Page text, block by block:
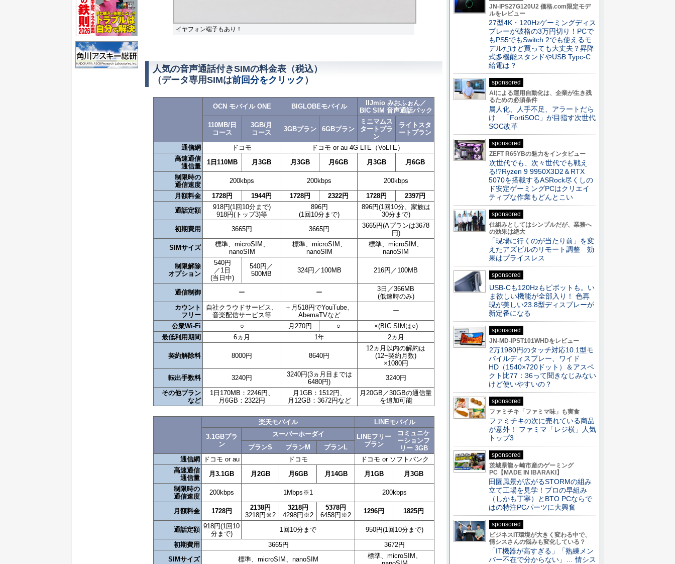
イヤフォン端子もあり！
人気の音声通話付きSIMの料金表（税込）
（データ専用SIMは前回分をクリック ）
OCN モバイル ONE BIGLOBEモバイル
IIJmio みおふぉん／
BIC SIM 音声通話パック
110MB/日
コース
3GB/月
コース
3GBプラン 6GBプラン
ミニマムス
タートプラ
ン
ライトスタ
ートプラン
通信網
ドコモ
ドコモ or au 4G LTE（VoLTE）
高速通信
通信量
1日110MB 月3GB 月3GB 月6GB 月3GB
月6GB
制限時の
通信速度
200kbps 200kbps
200kbps
月額料金
1728円 1944円 1728円 2322円 1728円
2397円
通話定額
918円(1回10分まで)
918円(トップ3)等
896円
(1回10分まで)
896円(1回10分、家族は
30分まで)
初期費用
3665円 3665円
3665円(Aプランは3678
円)
SIMサイズ
標準、microSIM、
nanoSIM
標準、microSIM、
nanoSIM
標準、microSIM、
nanoSIM
制限解除
オプション
540円
／1日
(当日中)
540円／
500MB
324円／100MB 216円／100MB
通信制御 ー ー
3日／366MB
(低速時のみ)
カウント
フリー
自社クラウドサービス、
音楽配信サービス等
＋月518円でYouTube、
AbemaTVなど
ー
公衆Wi-Fi
○ 月270円 ○
×(BIC SIMは○)
最低利用期間
6ヵ月 1年 2ヵ月
契約解除料 8000円 8640円
12ヵ月以内の解約は
(12−契約月数)
×1080円
転出手数料
3240円
3240円(3ヵ月目までは
6480円)
3240円
その他プラン
など
1日170MB：2246円、
月6GB：2322円
月1GB：1512円、
月12GB：3672円など
月20GB／30GBの通信量
を追加可能
楽天モバイル
LINEモバイル
3.1GBプラ
ン
スーパーホーダイ
LINEフリー
プラン
コミュニケ
ーションフ
リー 3GB
プランS プランM
プランL
通信網
ドコモ or au ドコモ
ドコモ or ソフトバンク
高速通信
通信量
月3.1GB 月2GB 月6GB 月14GB 月1GB
月3GB
制限時の
通信速度
200kbps 1Mbps※1 200kbps
月額料金 1728円
2138円
3218円※2
3218円
4298円※2
5378円
6458円※2
1296円 1825円
通話定額 918円(1回10
分まで)
1回10分まで
950円(1回10分まで)
初期費用
3665円
3672円
SIMサイズ
標準、microSIM、nanoSIM
標準、microSIM、
JN-IPS27G120U2 価格.com限定モデ
ルをレビュー
27型4K・120Hzゲーミングディス
プレーが破格の3万円切り！PCで
もPS5でもSwitch 2でも使えるモ
デルだけど買っても大丈夫？昇降
式多機能スタンドやUSB Typc-C
給電は？
sponsored
AIによる運用自動化は、企業が生き残
るための必須条件
属人化、人手不足、アラートだら
け 「FortiSOC」が目指す次世代
SOC改革
sponsored
ZEFT R65YBの魅力をインタビュー
次世代でも、次々世代でも戦え
る!?Ryzen 9 9950X3D2＆RTX
5070を搭載するASRock尽くしの
ド安定ゲーミングPCはクリエイ
ティブな作業もどんとこい
sponsored
仕組みとしてはシンプルだが、業務へ
の効果は絶大
「現場に行くのが当たり前」を変
えたアズビルのリモート調整 効
果はプライスレス
sponsored
USB-Cも120Hzもピボットも。い
ま欲しい機能が全部入り！ 色再
現が美しい23.8型ディスプレーが
新定番になる
sponsored
JN-MD-IPST101WHDをレビュー
2万1980円のタッチ対応10.1型モ
バイルディスプレー、ワイド
HD（1540×720ドット）＆アスペ
クト比77：36って聞きなじみない
けど使いやすいの？
sponsored
ファミチキ「ファミマ味」も実食
ファミチキの次に売れている商品
が意外！ ファミマ「レジ横」人気
トップ3
sponsored
茨城県龍ヶ崎市産のゲーミング
PC【MADE IN IBARAKI】
田園風景が広がるSTORMの組み
立て工場を見学！プロの早組み
（しかも丁寧）とBTO PCならで
はの特注PCパーツに大興奮
sponsored
ビジネスIT環境が大きく変わる中で、
情シスさんの悩みも変化している？
「IT機器が高すぎる」「熟練メン
バー不在で分からない」… 情シス